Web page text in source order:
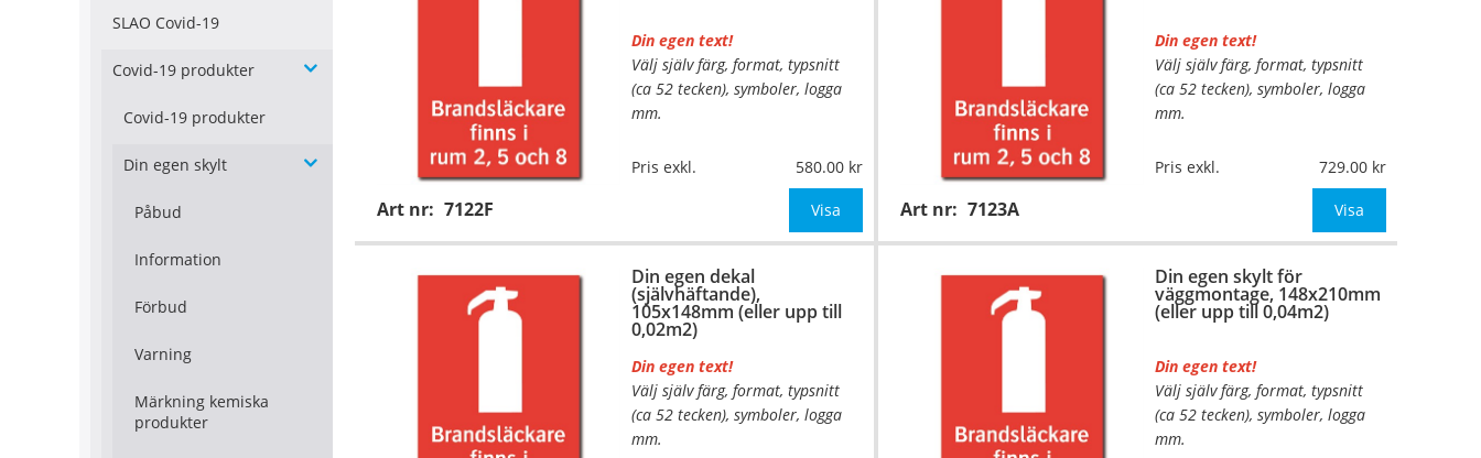
SLAO Covid-19
Covid-19 produkter
Covid-19 produkter
Din egen skylt
Påbud
Information
Förbud
Varning
Märkning kemiska
produkter
Art nr: 7122F
Din egen text!
Välj själv färg, format, typsnitt
(ca 52 tecken), symboler, logga
mm.
Material:
Självhäftande folie
74x105mm (eller annat
OBS! S
Pris exkl. 580.00
Visa Art nr: 7123A
Din egen text!
Välj själv färg, format, typsnitt
(ca 52 tecken), symboler, logga
mm.
Material:
Plan aluminium,
0,7mm (väggmontage)
105x148mm (eller annat
Be om offert vid antal
Pris exkl. 729.00
Visa
Din egen dekal
(självhäftande),
105x148mm (eller upp till
0,02m2)
Din egen text!
Välj själv färg, format, typsnitt
(ca 52 tecken), symboler, logga
mm.
Din egen skylt för
väggmontage, 148x210mm
(eller upp till 0,04m2)
Din egen text!
Välj själv färg, format, typsnitt
(ca 52 tecken), symboler, logga
mm.